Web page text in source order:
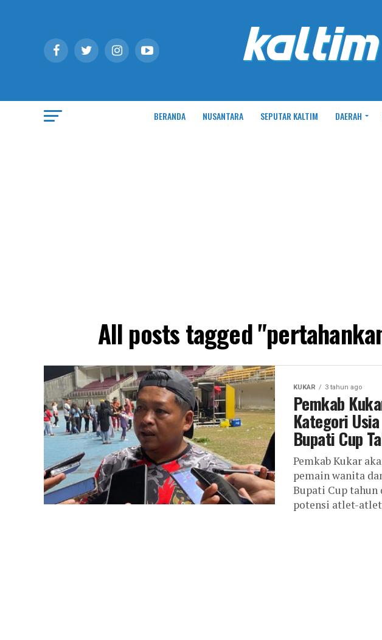
BERANDA NUSANTARA SEPUTAR KALTIM DAERAH
All posts tagged
KUKAR 3 tahun ago
Pemkab
Kategori
Bupati Cup
Pemkab Kukar
pemain wanita
Bupati Cup tahun
potensi atlet-atlet